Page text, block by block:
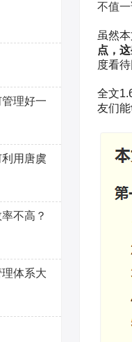
理好一
利用唐虞
不高？
体系大
不值
虽然
点，
度看
全文
友们